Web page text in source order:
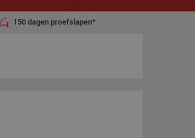
150 dagen proefslapen*